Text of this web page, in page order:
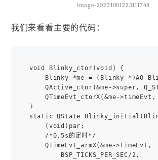
image-20231001223111748
我们来看看主要的代码：
void Blinky_ctor(void) {
Blinky *me = (Blinky
QActive_ctor(&me->super,
QTimeEvt_ctorX(&me->timeEvt,
}
static QState
(void)par;
/*0.5s的定时*/
QTimeEvt_armX(&me->timeEvt,
BSP_TICKS_PER_SEC/2,